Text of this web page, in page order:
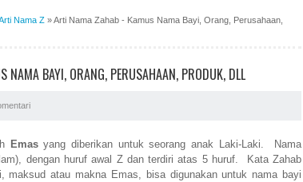
Nama Z »Arti Nama Zahab - Kamus Nama Bayi, Orang, Perusahaan,
BAYI, ORANG, PERUSAHAAN, PRODUK, DLL
Emasyang diberikan untuk seorang anak Laki-Laki. Nama
dengan huruf awal Z dan terdiri atas 5 huruf. Kata Zahab
maksud atau makna Emas, bisa digunakan untuk nama bayi